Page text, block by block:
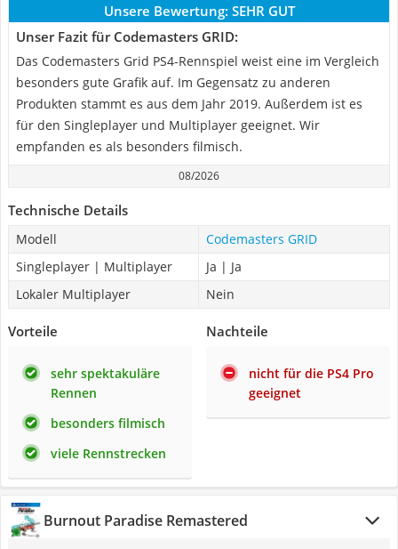
Unsere Bewertung: SEHR GUT
Unser Fazit für Codemasters GRID:
Das Codemasters Grid PS4-Rennspiel weist eine im Vergleich
besonders gute Grafik auf. Im Gegensatz zu anderen
Produkten stammt es aus dem Jahr 2019. Außerdem ist es
für den Singleplayer und Multiplayer geeignet. Wir
empfanden es als besonders filmisch.
08/2026
Technische Details
Modell
Codemasters GRID
Singleplayer | Multiplayer
Ja | Ja
Lokaler Multiplayer
Nein
Vorteile
sehr spektakuläre
Rennen
besonders filmisch
viele Rennstrecken
Nachteile
nicht für die PS4 Pro
geeignet
Burnout Paradise Remastered